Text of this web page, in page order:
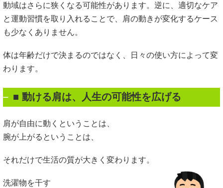
動域はさらに狭くなる可能性があります。逆に、適切なケア
と運動習慣を取り入れることで、肩の動きが変化するケース
も少なくありません。
体は年齢だけで決まるのではなく、日々の使い方によって変
わります。
■ 動ける肩は、人生の可能性を広げる
肩が自由に動くということは、
腕が上がるということは、
それだけで生活の質が大きく変わります。
洗濯物を干す